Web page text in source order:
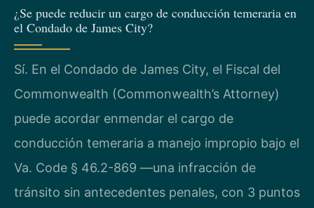
¿Se puede reducir un cargo de conducción temeraria en
el Condado de James City?
Sí. En el Condado de James City, el Fiscal del
Commonwealth (Commonwealth’s Attorney)
puede acordar enmendar el cargo de
conducción temeraria a manejo impropio bajo el
Va. Code § 46.2-869 —una infracción de
tránsito sin antecedentes penales, con 3 puntos